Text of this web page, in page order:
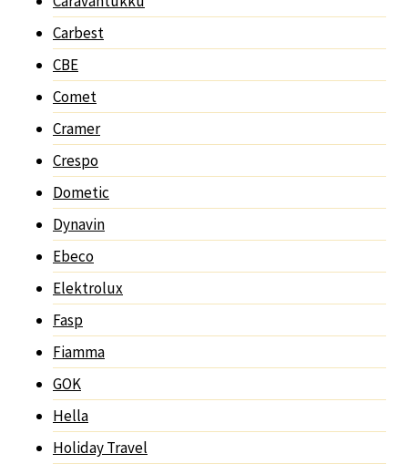
Carbest
CBE
Comet
Cramer
Crespo
Dometic
Dynavin
Ebeco
Elektrolux
Fasp
Fiamma
GOK
Hella
Holiday Travel